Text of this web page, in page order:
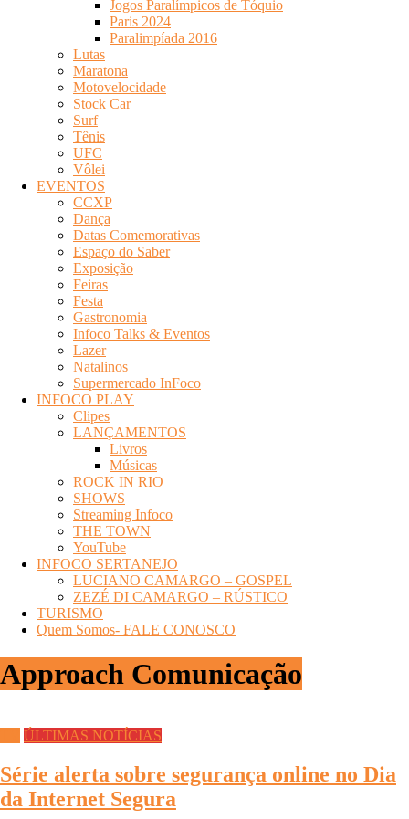
Jogos Paralímpicos de Tóquio
Paris 2024
Paralimpíada 2016
Lutas
Maratona
Motovelocidade
Stock Car
Surf
Tênis
UFC
Vôlei
EVENTOS
CCXP
Dança
Datas Comemorativas
Espaço do Saber
Exposição
Feiras
Festa
Gastronomia
Infoco Talks & Eventos
Lazer
Natalinos
Supermercado InFoco
INFOCO PLAY
Clipes
LANÇAMENTOS
Livros
Músicas
ROCK IN RIO
SHOWS
Streaming Infoco
THE TOWN
YouTube
INFOCO SERTANEJO
LUCIANO CAMARGO – GOSPEL
ZEZÉ DI CAMARGO – RÚSTICO
TURISMO
Quem Somos- FALE CONOSCO
Approach Comunicação
ÚLTIMAS NOTÍCIAS
Série alerta sobre segurança online no Dia
da Internet Segura